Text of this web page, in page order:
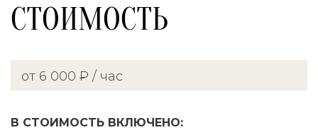
СТОИМОСТЬ
от 6 000 ₽ / час
В СТОИМОСТЬ ВКЛЮЧЕНО: